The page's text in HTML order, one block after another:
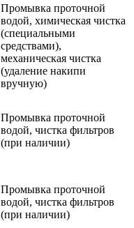
Промывка проточной
водой, химическая чистка
(специальными
средствами),
механическая чистка
(удаление накипи
вручную)
Промывка проточной
водой, чистка фильтров
(при наличии)
Промывка проточной
водой, чистка фильтров
(при наличии)